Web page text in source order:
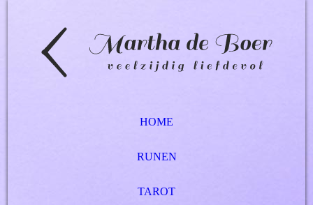
HOME
RUNEN
TAROT